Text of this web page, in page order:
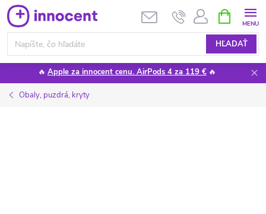
Prejsť
na
obsah
HĽADAŤ
KOŠÍK
🔥 Apple za innocent cenu. AirPods 4 za 119 € 🔥
Obaly, puzdrá, kryty